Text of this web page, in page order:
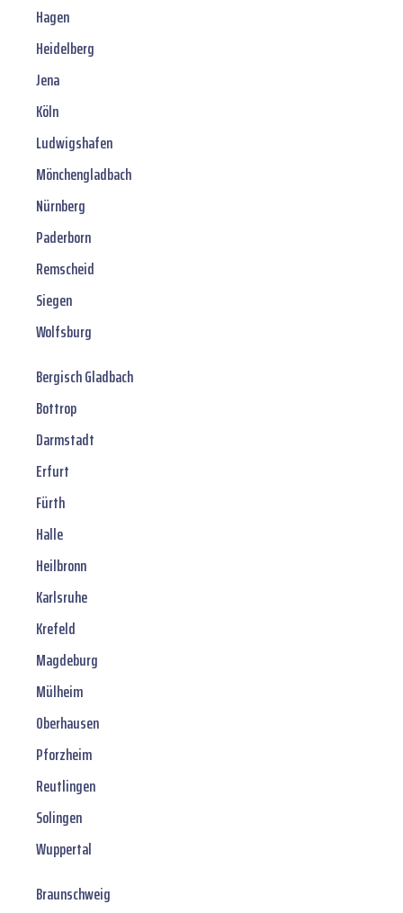
Hagen
Heidelberg
Jena
Köln
Ludwigshafen
Mönchengladbach
Nürnberg
Paderborn
Remscheid
Siegen
Wolfsburg
Bergisch Gladbach
Bottrop
Darmstadt
Erfurt
Fürth
Halle
Heilbronn
Karlsruhe
Krefeld
Magdeburg
Mülheim
Oberhausen
Pforzheim
Reutlingen
Solingen
Wuppertal
Braunschweig